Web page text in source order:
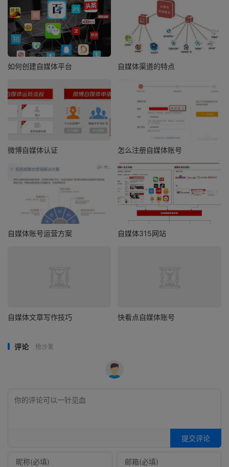
如何创建自媒体平台 自媒体渠道的特点
微博自媒体认证 怎么注册自媒体账号
自媒体账号运营方案 自媒体315网站
自媒体文章写作技巧 快看点自媒体账号
评论 抢沙发
提交评论